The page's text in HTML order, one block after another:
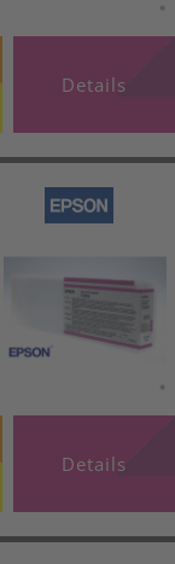
Details
Details